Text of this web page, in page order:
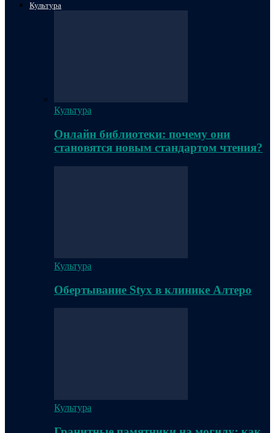
Культура
Культура
Онлайн библиотеки: почему они
становятся новым стандартом чтения?
Культура
Обертывание Styx в клинике Алтеро
Культура